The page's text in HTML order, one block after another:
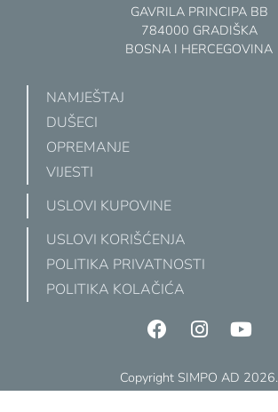
GAVRILA PRINCIPA BB
784000 GRADIŠKA
BOSNA I HERCEGOVINA
NAMJEŠTAJ
DUŠECI
OPREMANJE
VIJESTI
USLOVI KUPOVINE
USLOVI KORIŠĆENJA
POLITIKA PRIVATNOSTI
POLITIKA KOLAČIĆA
Copyright SIMPO AD 2026.